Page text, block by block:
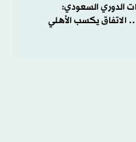
الدوري السعودي:
الاتفاق يكسب الأهلي